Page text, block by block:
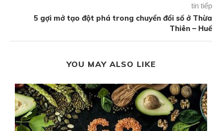
tin tiếp
5 gợi mở tạo đột phá trong chuyển đổi số ở Thừa
Thiên – Huế
YOU MAY ALSO LIKE